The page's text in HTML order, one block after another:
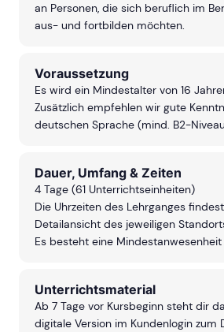
an Personen, die sich beruflich im
aus- und fortbilden möchten.
Voraussetzung
Es wird ein Mindestalter von 16
Zusätzlich empfehlen wir gute
deutschen Sprache (mind. B2-
Dauer, Umfang & Zeiten
4 Tage (61 Unterrichtseinheiten)
Die Uhrzeiten des Lehrganges
Detailansicht des jeweiligen
Es besteht eine Mindestanwesenheit
Unterrichtsmaterial
Ab 7 Tage vor Kursbeginn steht dir
digitale Version im Kundenlogin zum